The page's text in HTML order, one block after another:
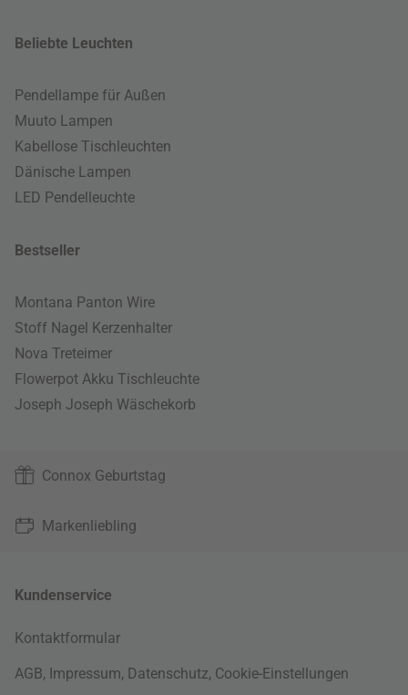
Beliebte Leuchten
Pendellampe für Außen
Muuto Lampen
Kabellose Tischleuchten
Dänische Lampen
LED Pendelleuchte
Bestseller
Montana Panton Wire
Stoff Nagel Kerzenhalter
Nova Treteimer
Flowerpot Akku Tischleuchte
Joseph Joseph Wäschekorb
Connox Geburtstag
Markenliebling
Kundenservice
Kontaktformular
AGB, Impressum, Datenschutz, Cookie-Einstellungen